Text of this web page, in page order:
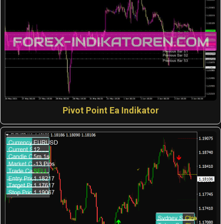
Pivot Point Ea Indikator